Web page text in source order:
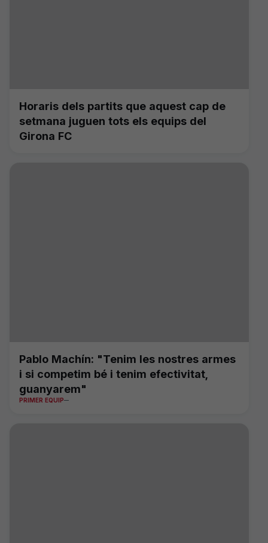
Horaris dels partits que aquest cap de
setmana juguen tots els equips del
Girona FC
Pablo Machín: "Tenim les nostres armes
i si competim bé i tenim efectivitat,
guanyarem"
PRIMER EQUIP